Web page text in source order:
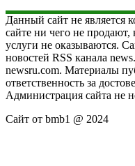
Данный сайт не является
сайте ни чего не
услуги не оказываются.
новостей RSS канала
newsru.com. Материалы
ответственность за
Администрация сайта не
Сайт от bmb1 @ 2024